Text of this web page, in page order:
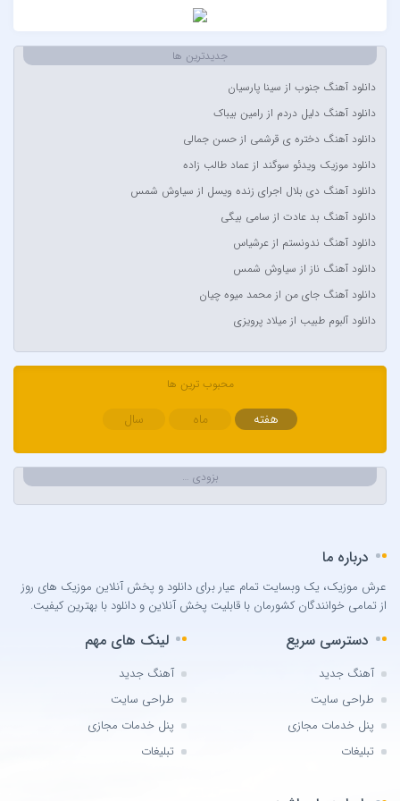
Alexandra Stan
Bilal Sonses & Deniz Toprak
Burak Buluk & Zara & Kurtuluş Kuş
Can Bonomo
Cenk Türk
Cinare Melikzade
Çinarə Məlikzadə
Damla
Damla Arıcan
David Guetta
جدیدترین ها
دانلود آهنگ جنوب از سینا پارسیان
دانلود آهنگ دلیل دردم از رامین بیباک
دانلود آهنگ دختره ی قرشمی از حسن جمالی
دانلود موزیک ویدئو سوگند از عماد طالب زاده
دانلود آهنگ دی بلال اجرای زنده ویسل از سیاوش شمس
دانلود آهنگ بد عادت از سامی بیگی
دانلود آهنگ ندونستم از عرشیاس
دانلود آهنگ ناز از سیاوش شمس
دانلود آهنگ جای من از محمد میوه چیان
دانلود آلبوم طبیب از میلاد پرویزی
محبوب ترین ها
هفته ماه سال
بزودی …
درباره ما
عرش موزیک، یک وبسایت تمام عیار برای دانلود و پخش آنلاین موزیک های روز
از تمامی خوانندگان کشورمان با قابلیت پخش آنلاین و دانلود با بهترین کیفیت.
دسترسی سریع
آهنگ جدید
طراحی سایت
پنل خدمات مجازی
تبلیغات
لینک های مهم
آهنگ جدید
طراحی سایت
پنل خدمات مجازی
تبلیغات